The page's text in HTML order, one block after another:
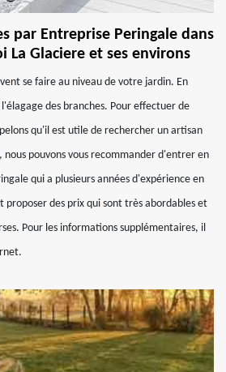
par Entreprise Peringale dans
La Glaciere et ses environs
se faire au niveau de votre jardin. En
des branches. Pour effectuer de
qu'il est utile de rechercher un artisan
nous pouvons vous recommander d'entrer en
qui a plusieurs années d'expérience en
proposer des prix qui sont très abordables et
Pour les informations supplémentaires, il